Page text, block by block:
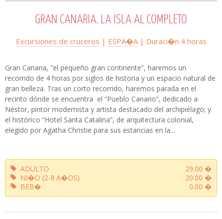
GRAN CANARIA. LA ISLA AL COMPLETO
Excursiones de cruceros | ESPA�A| Duraci�n 4 horas
Gran Canaria, “el pequeño gran continente”, haremos un
recorrido de 4 horas por siglos de historia y un espacio natural de
gran belleza. Tras un corto recorrido, haremos parada en el
recinto dónde se encuentra el “Pueblo Canario”, dedicado a
Néstor, pintor modernista y artista destacado del archipiélago; y
el histórico “Hotel Santa Catalina”, de arquitectura colonial,
elegido por Agatha Christie para sus estancias en la...
ADULTO
29.00 �
NI�O (2-8 A�OS)
20.00 �
BEB�
0.00 �